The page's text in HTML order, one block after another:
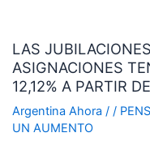
LAS
ASIGNACIONES
12,12% A PARTIR
Argentina Ahora / /
UN AUMENTO
PENSIONES
Y
ASIGNACIONES
TENDRÁN
UN